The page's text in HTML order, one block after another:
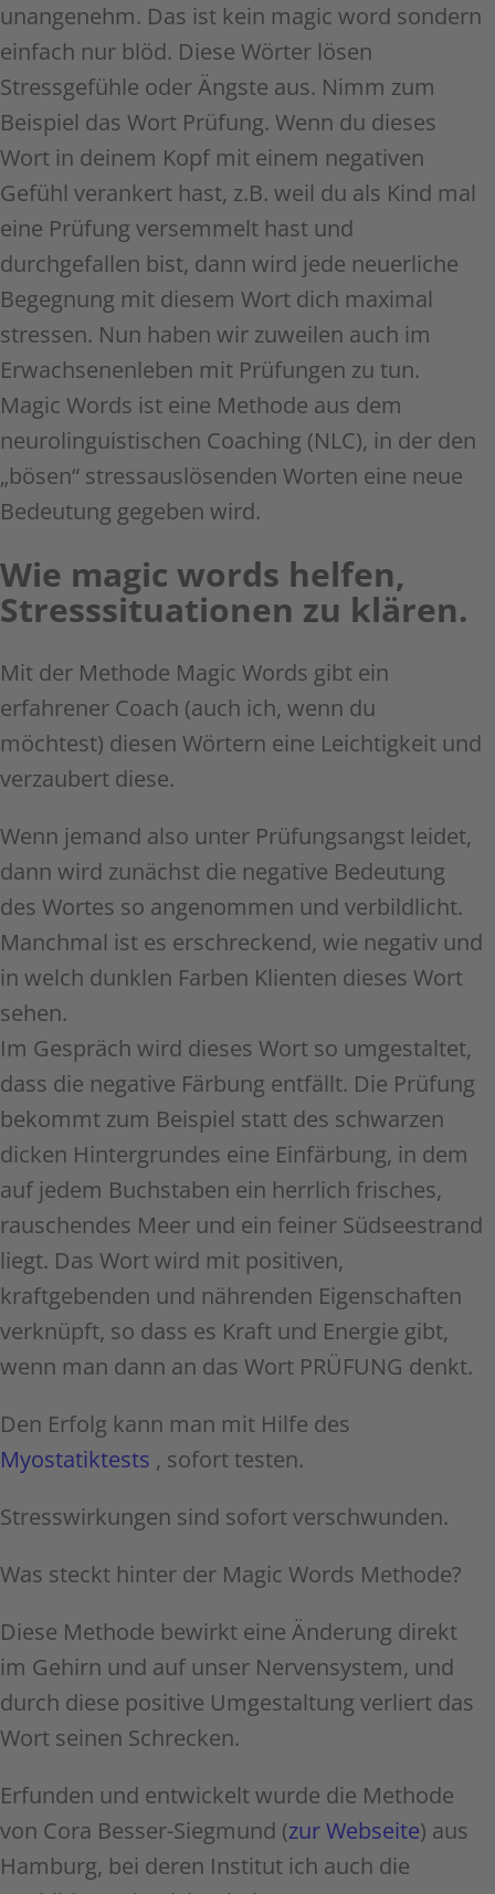
unangenehm. Das ist kein magic word sondern
einfach nur blöd. Diese Wörter lösen
Stressgefühle oder Ängste aus. Nimm zum
Beispiel das Wort Prüfung. Wenn du dieses
Wort in deinem Kopf mit einem negativen
Gefühl verankert hast, z.B. weil du als Kind mal
eine Prüfung versemmelt hast und
durchgefallen bist, dann wird jede neuerliche
Begegnung mit diesem Wort dich maximal
stressen. Nun haben wir zuweilen auch im
Erwachsenenleben mit Prüfungen zu tun.
Magic Words ist eine Methode aus dem
neurolinguistischen Coaching (NLC), in der den
„bösen“ stressauslösenden Worten eine neue
Bedeutung gegeben wird.
Wie magic words helfen,
Stresssituationen zu klären.
Mit der Methode Magic Words gibt ein
erfahrener Coach (auch ich, wenn du
möchtest) diesen Wörtern eine Leichtigkeit und
verzaubert diese.
Wenn jemand also unter Prüfungsangst leidet,
dann wird zunächst die negative Bedeutung
des Wortes so angenommen und verbildlicht.
Manchmal ist es erschreckend, wie negativ und
in welch dunklen Farben Klienten dieses Wort
sehen.
Im Gespräch wird dieses Wort so umgestaltet,
dass die negative Färbung entfällt. Die Prüfung
bekommt zum Beispiel statt des schwarzen
dicken Hintergrundes eine Einfärbung, in dem
auf jedem Buchstaben ein herrlich frisches,
rauschendes Meer und ein feiner Südseestrand
liegt. Das Wort wird mit positiven,
kraftgebenden und nährenden Eigenschaften
verknüpft, so dass es Kraft und Energie gibt,
wenn man dann an das Wort PRÜFUNG denkt.
Den Erfolg kann man mit Hilfe des
Myostatiktests , sofort testen.
Stresswirkungen sind sofort verschwunden.
Was steckt hinter der Magic Words Methode?
Diese Methode bewirkt eine Änderung direkt
im Gehirn und auf unser Nervensystem, und
durch diese positive Umgestaltung verliert das
Wort seinen Schrecken.
Erfunden und entwickelt wurde die Methode
von Cora Besser-Siegmund (zur Webseite) aus
Hamburg, bei deren Institut ich auch die